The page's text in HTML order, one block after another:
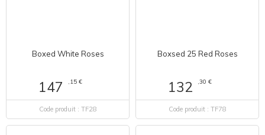
Boxed White Roses
147 ,15 €
Code produit : TF28
Boxsed 25 Red Roses
132 ,30 €
Code produit : TF78